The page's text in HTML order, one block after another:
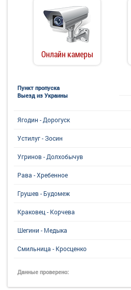
Онлайн камеры
Пункт пропуска
Выезд из Украины
Ягодин - Дорогуск
Устилуг - Зосин
Угринов - Долхобычув
Рава - Хребенное
Грушев - Будомеж
Краковец - Корчева
Шегини - Медыка
Смильница - Кросценко
Данные проверено: